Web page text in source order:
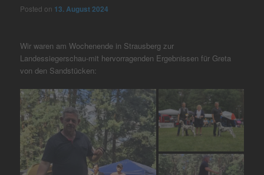
Posted on 13. August 2024
Wir waren am Wochenende in Strausberg zur
Landessiegerschau-mit hervorragenden Ergebnissen für Greta
von den Sandstücken: